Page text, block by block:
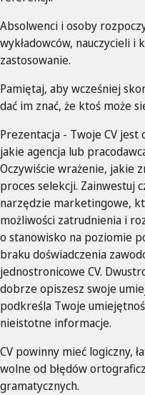
Absolwenci i osoby
wykładowców, nauczycieli
zastosowanie.
Pamiętaj, aby wcześniej
dać im znać, że ktoś może
Prezentacja - Twoje CV
jakie agencja lub
Oczywiście wrażenie, jakie
proces selekcji. Zainwestuj
narzędzie marketingowe,
możliwości zatrudnienia i
o stanowisko na poziomie
braku doświadczenia
jednostronicowe CV.
dobrze opiszesz swoje
podkreśla Twoje
nieistotne informacje.
CV powinny mieć logiczny,
wolne od błędów
gramatycznych.